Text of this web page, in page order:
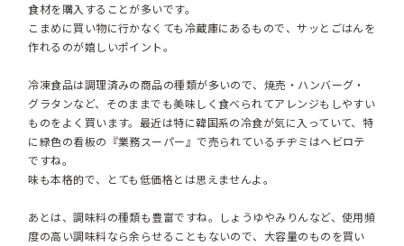
食材を購入することが多いです。
こまめに買い物に行かなくても冷蔵庫にあるもので、サッとごはんを
作れるのが嬉しいポイント。
冷凍食品は調理済みの商品の種類が多いので、焼売・ハンバーグ・
グラタンなど、そのままでも美味しく食べられてアレンジもしやすい
ものをよく買います。最近は特に韓国系の冷食が気に入っていて、特
に緑色の看板の『業務スーパー』で売られているチヂミはヘビロテ
ですね。
味も本格的で、とても低価格とは思えませんよ。
あとは、調味料の種類も豊富ですね。しょうゆやみりんなど、使用頻
度の高い調味料なら余らせることもないので、大容量のものを買い